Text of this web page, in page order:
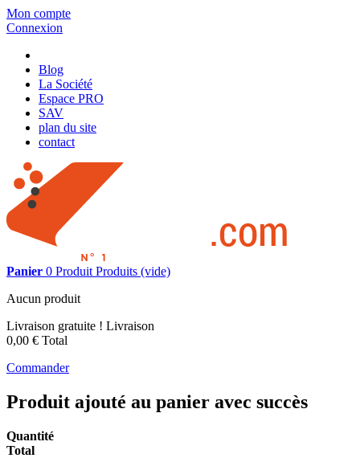
Mon compte
Connexion
Blog
La Société
Espace PRO
SAV
plan du site
contact
Panier 0 Produit Produits (vide)
Aucun produit
Livraison gratuite ! Livraison
0,00 € Total
Commander
Produit ajouté au panier avec succès
Quantité
Total